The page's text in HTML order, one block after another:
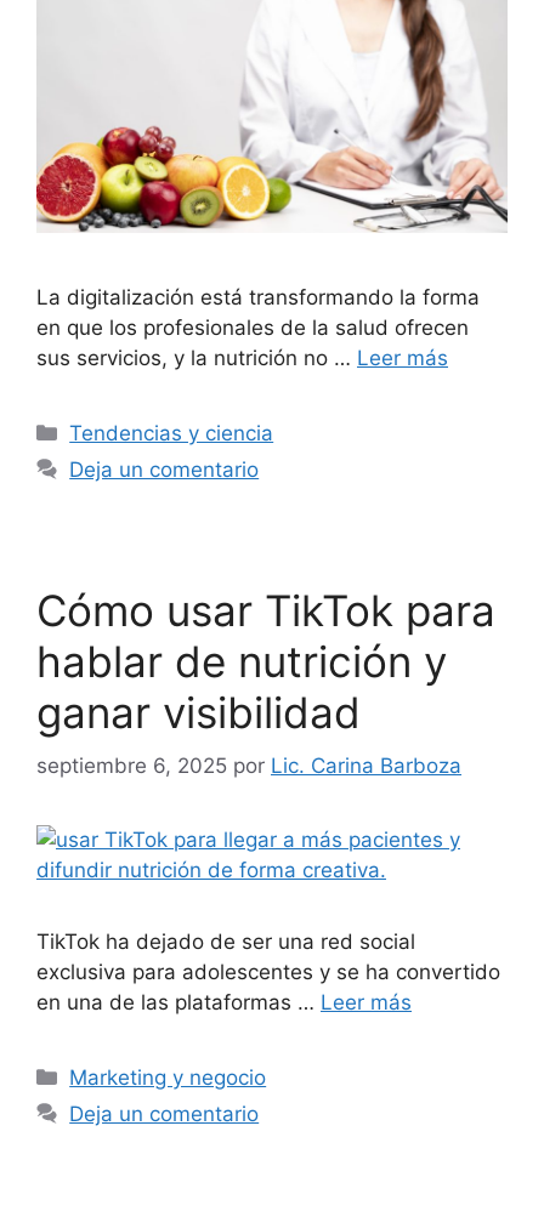
La digitalización está transformando la forma
en que los profesionales de la salud ofrecen
sus servicios, y la nutrición no … Leer más
Tendencias y ciencia
Deja un comentario
Cómo usar TikTok para
hablar de nutrición y
ganar visibilidad
septiembre 6, 2025 por Lic. Carina Barboza
TikTok ha dejado de ser una red social
exclusiva para adolescentes y se ha convertido
en una de las plataformas … Leer más
Marketing y negocio
Deja un comentario